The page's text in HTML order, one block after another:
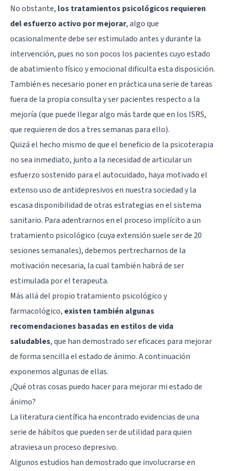
No obstante, los tratamientos psicológicos requieren
del esfuerzo activo por mejorar, algo que
ocasionalmente debe ser estimulado antes y durante la
intervención, pues no son pocos los pacientes cuyo estado
de abatimiento físico y emocional dificulta esta disposición.
También es necesario poner en práctica una serie de tareas
fuera de la propia consulta y ser pacientes respecto a la
mejoría (que puede llegar algo más tarde que en los ISRS,
que requieren de dos a tres semanas para ello).
Quizá el hecho mismo de que el beneficio de la psicoterapia
no sea inmediato, junto a la necesidad de articular un
esfuerzo sostenido para el autocuidado, haya motivado el
extenso uso de antidepresivos en nuestra sociedad y la
escasa disponibilidad de otras estrategias en el sistema
sanitario. Para adentrarnos en el proceso implícito a un
tratamiento psicológico (cuya extensión suele ser de 20
sesiones semanales), debemos pertrecharnos de la
motivación necesaria, la cual también habrá de ser
estimulada por el terapeuta.
Más allá del propio tratamiento psicológico y
farmacológico, existen también algunas
recomendaciones basadas en estilos de vida
saludables, que han demostrado ser eficaces para mejorar
de forma sencilla el estado de ánimo. A continuación
exponemos algunas de ellas.
¿Qué otras cosas puedo hacer para mejorar mi estado de
ánimo?
La literatura científica ha encontrado evidencias de una
serie de hábitos que pueden ser de utilidad para quien
atraviesa un proceso depresivo.
Algunos estudios han demostrado que involucrarse en